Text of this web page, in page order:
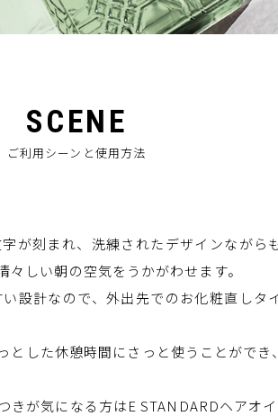
SCENE
ご利用シーンと使用方法
が刻まれ、洗練されたデザインながら
しい朝の空気をうかがわせます。
設計なので、外出先でのお化粧直しタ
とした休憩時間にさっと使うことがで
きが気になる方はE STANDARDヘアオ